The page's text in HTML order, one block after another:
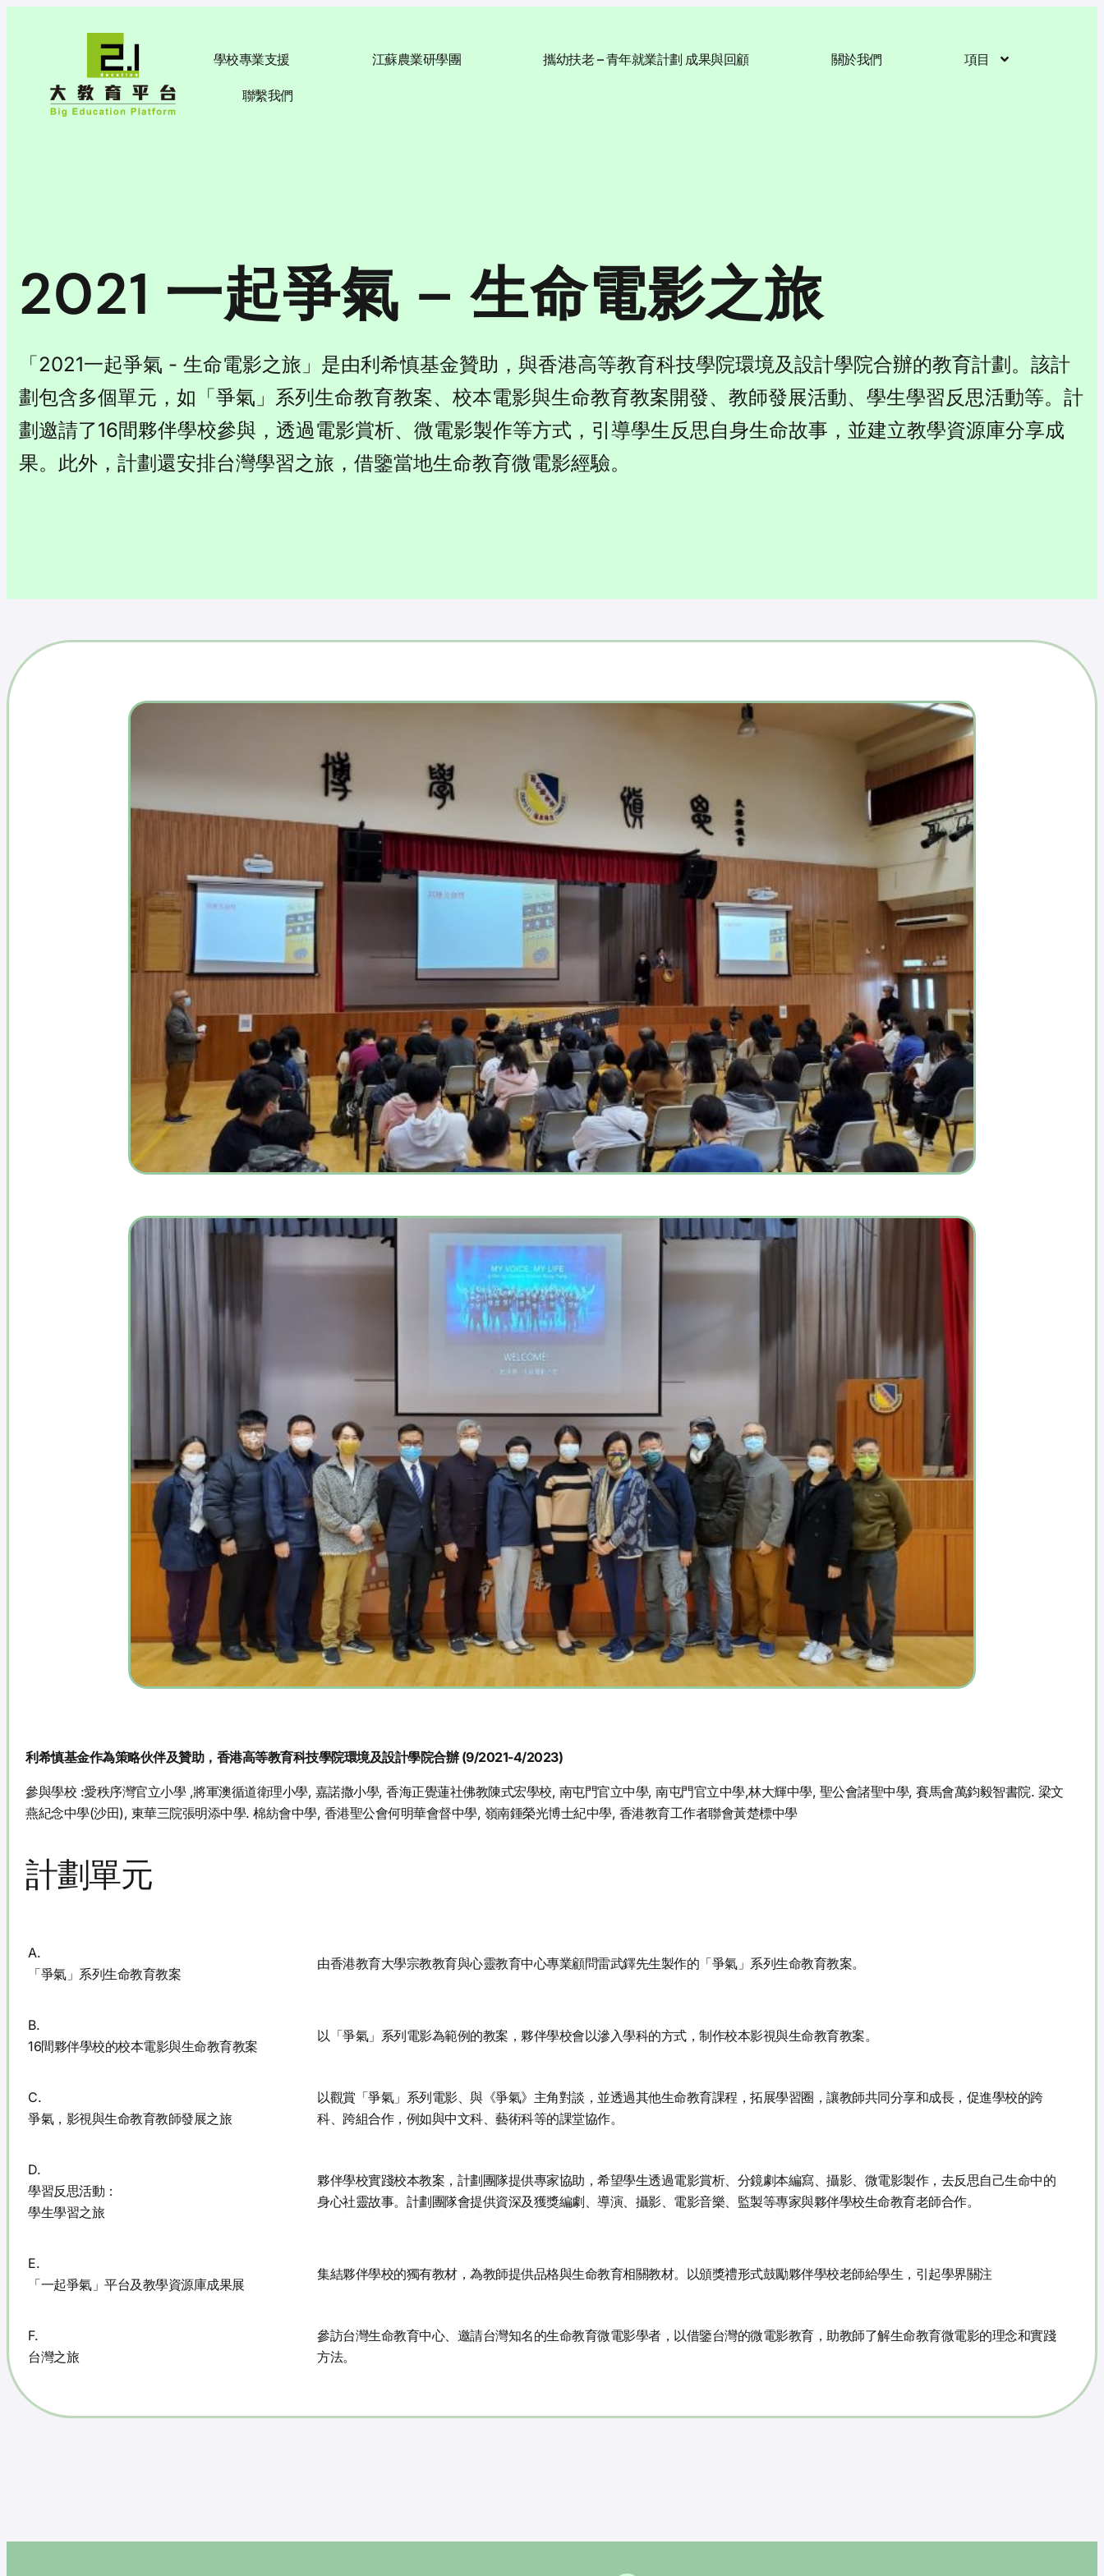
學校專業支援 江蘇農業研學團 攜幼扶老 – 青年就業計劃 成果與回顧 關於我們 項目
聯繫我們
2021 一起爭氣 – 生命電影之旅
「2021一起爭氣 - 生命電影之旅」是由利希慎基金贊助，與香港高等教育科技學院環境及設計學院合辦的教育計劃。該計
劃包含多個單元，如「爭氣」系列生命教育教案、校本電影與生命教育教案開發、教師發展活動、學生學習反思活動等。計
劃邀請了16間夥伴學校參與，透過電影賞析、微電影製作等方式，引導學生反思自身生命故事，並建立教學資源庫分享成
果。此外，計劃還安排台灣學習之旅，借鑒當地生命教育微電影經驗。
利希慎基金作為策略伙伴及贊助，香港高等教育科技學院環境及設計學院合辦 (9/2021-4/2023)
參與學校 :愛秩序灣官立小學 ,將軍澳循道衛理小學, 嘉諾撒小學, 香海正覺蓮社佛教陳式宏學校, 南屯門官立中學, 南屯門官立中學,林大輝中學, 聖公會諸聖中學, 賽馬會萬鈞毅智書院. 梁文
燕紀念中學(沙田), 東華三院張明添中學. 棉紡會中學, 香港聖公會何明華會督中學, 嶺南鍾榮光博士紀中學, 香港教育工作者聯會黃楚標中學
計劃單元
A.
「爭氣」系列生命教育教案
由香港教育大學宗教教育與心靈教育中心專業顧問雷武鐸先生製作的「爭氣」系列生命教育教案。
B.
16間夥伴學校的校本電影與生命教育教案
以「爭氣」系列電影為範例的教案，夥伴學校會以滲入學科的方式，制作校本影視與生命教育教案。
C.
爭氣，影視與生命教育教師發展之旅
以觀賞「爭氣」系列電影、與《爭氣》主角對談，並透過其他生命教育課程，拓展學習圈，讓教師共同分享和成長，促進學校的跨
科、跨組合作，例如與中文科、藝術科等的課堂協作。
D.
學習反思活動：
學生學習之旅
夥伴學校實踐校本教案，計劃團隊提供專家協助，希望學生透過電影賞析、分鏡劇本編寫、攝影、微電影製作，去反思自己生命中的
身心社靈故事。計劃團隊會提供資深及獲獎編劇、導演、攝影、電影音樂、監製等專家與夥伴學校生命教育老師合作。
E.
「一起爭氣」平台及教學資源庫成果展
集結夥伴學校的獨有教材，為教師提供品格與生命教育相關教材。以頒獎禮形式鼓勵夥伴學校老師給學生，引起學界關注
F.
台灣之旅
參訪台灣生命教育中心、邀請台灣知名的生命教育微電影學者，以借鑒台灣的微電影教育，助教師了解生命教育微電影的理念和實踐
方法。